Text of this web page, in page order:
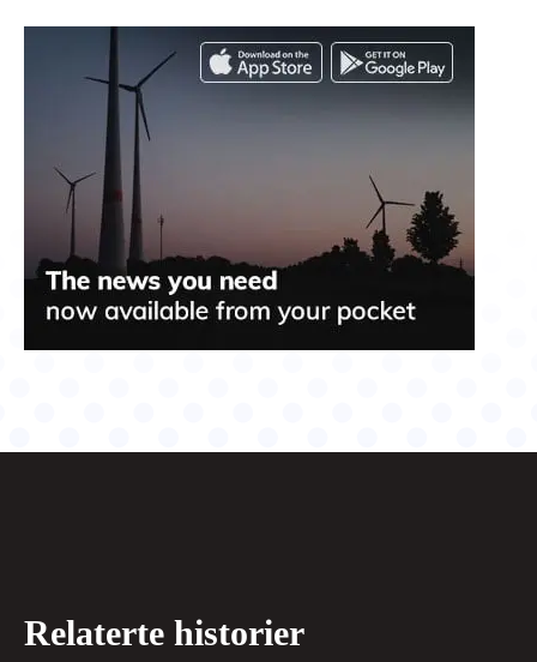
Relaterte historier